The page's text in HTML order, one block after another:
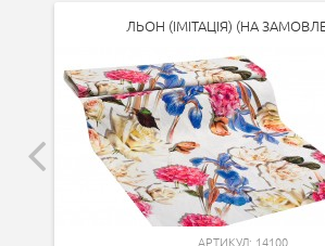
ЛЬОН (ІМІТАЦІЯ) (НА
АРТИКУЛ: 14100